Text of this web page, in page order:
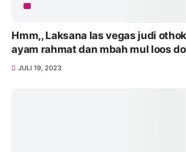
Hmm,, Laksana las vegas judi
ayam rahmat dan mbah mul loos
JULI 19, 2023